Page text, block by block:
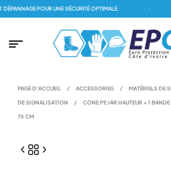
POUR UNE SÉCURITÉ OPTIMALE.
PAGE D'ACCUEIL / ACCESSORIES / MATÉRIELS DE
DE SIGNALISATION / CONE PE JAR HAUTEUR + 1
75 CM